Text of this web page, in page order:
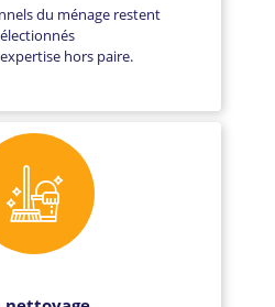
du ménage restent
hors paire.